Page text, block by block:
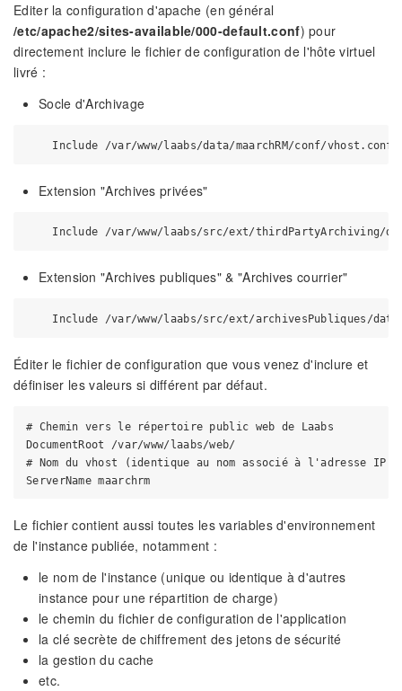
Editer la configuration d'apache (en général
/etc/apache2/sites-available/000-default.conf) pour
directement inclure le fichier de configuration de l'hôte virtuel
livré :
Socle d'Archivage
Extension "Archives privées"
Extension "Archives publiques" & "Archives courrier"
Éditer le fichier de configuration que vous venez d'inclure et
définiser les valeurs si différent par défaut.
# Chemin vers le répertoire public web de Laabs
DocumentRoot /var/www/laabs/web/
# Nom du vhost (identique au nom associé à l'adresse
Le fichier contient aussi toutes les variables d'environnement
de l'instance publiée, notamment :
le nom de l'instance (unique ou identique à d'autres
instance pour une répartition de charge)
le chemin du fichier de configuration de l'application
la clé secrète de chiffrement des jetons de sécurité
la gestion du cache
etc.